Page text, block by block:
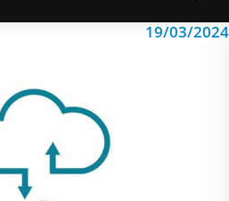
19/03/2024